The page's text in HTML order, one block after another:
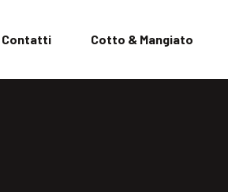
Contatti Cotto & Mangiato